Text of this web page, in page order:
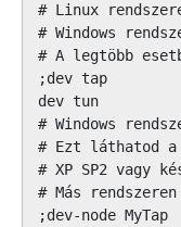
# Linux
# Windows
# A legtöbb
;dev tap
dev tun
# Windows
# Ezt láthatod a
# XP SP2 vagy
# Más
;dev-node MyTap